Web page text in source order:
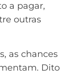
a pagar,
outras
as chances
Dito